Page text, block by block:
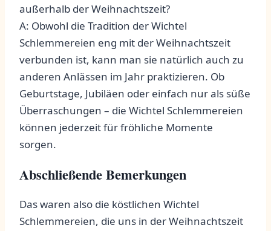
außerhalb ⁢der​ Weihnachtszeit?
A: ​Obwohl die Tradition der Wichtel⁤
Schlemmereien ​eng⁢ mit der Weihnachtszeit
verbunden ist, kann man⁢ sie natürlich auch zu
anderen Anlässen im ⁢Jahr praktizieren. Ob
Geburtstage, Jubiläen oder einfach ⁤nur als ​süße
Überraschungen⁤ – ‌die Wichtel Schlemmereien‍
können jederzeit für ​fröhliche Momente
sorgen. ⁢
Abschließende Bemerkungen
Das waren also die köstlichen ​Wichtel
Schlemmereien, die uns in der Weihnachtszeit